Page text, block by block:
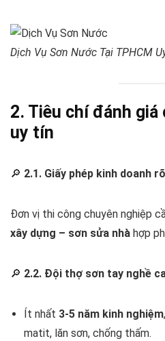
Dịch Vụ Sơn Nước Tại TPHCM
2. Tiêu chí đánh
uy tín
🔎 2.1. Giấy phép kinh doanh
Đơn vị thi công chuyên nghiệp
xây dựng – sơn sửa nhà hợp
🔎 2.2. Đội thợ sơn tay nghề
Ít nhất 3-5 năm kinh nghiệm
matit, lăn sơn, chống thấm.